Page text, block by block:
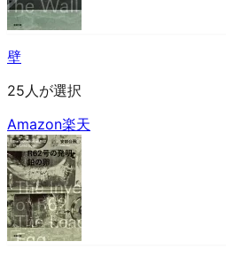
壁
25人が選択
Amazon楽天